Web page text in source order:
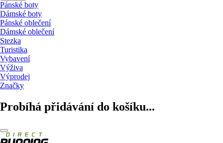
Pánské boty
Dámské boty
Pánské oblečení
Dámské oblečení
Stezka
Turistika
Vybavení
Výživa
Výprodej
Značky
Probíhá přidávání do košíku...